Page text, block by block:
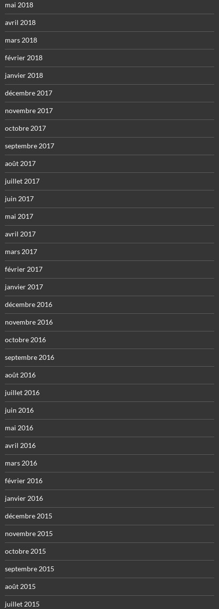
mai 2018
avril 2018
mars 2018
février 2018
janvier 2018
décembre 2017
novembre 2017
octobre 2017
septembre 2017
août 2017
juillet 2017
juin 2017
mai 2017
avril 2017
mars 2017
février 2017
janvier 2017
décembre 2016
novembre 2016
octobre 2016
septembre 2016
août 2016
juillet 2016
juin 2016
mai 2016
avril 2016
mars 2016
février 2016
janvier 2016
décembre 2015
novembre 2015
octobre 2015
septembre 2015
août 2015
juillet 2015